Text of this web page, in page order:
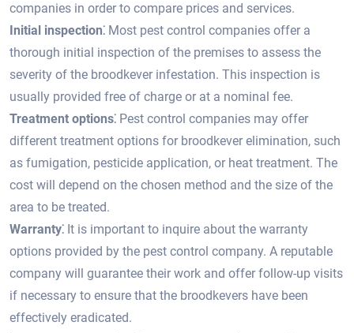
companies in order to compare prices and services.​
Initial inspection⁚ Most pest control companies offer a
thorough initial inspection of the premises to assess the
severity of the broodkever infestation.​ This inspection is
usually provided free of charge or at a nominal fee.
Treatment options⁚ Pest control companies may offer
different treatment options for broodkever elimination, such
as fumigation, pesticide application, or heat treatment.​ The
cost will depend on the chosen method and the size of the
area to be treated.​
Warranty⁚ It is important to inquire about the warranty
options provided by the pest control company.​ A reputable
company will guarantee their work and offer follow-up visits
if necessary to ensure that the broodkevers have been
effectively eradicated.​